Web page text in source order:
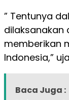
” Tentunya
dilaksanakan
memberikan
Indonesia,”
Baca Juga :